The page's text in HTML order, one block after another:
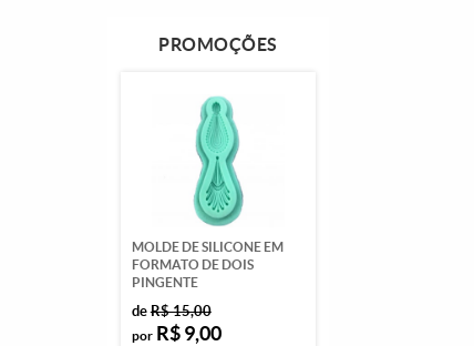
PROMOÇÕES
MOLDE DE SILICONE EM
FORMATO DE DOIS
PINGENTE
de R$ 15,00
por R$ 9,00